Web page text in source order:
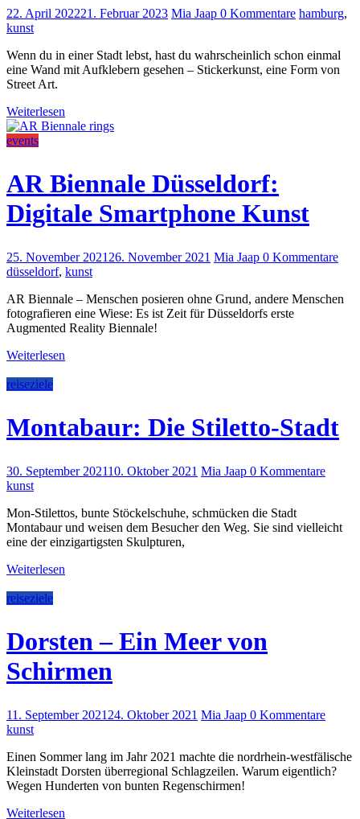
22. April 202221. Februar 2023 Mia Jaap 0 Kommentare hamburg,
kunst
Wenn du in einer Stadt lebst, hast du wahrscheinlich schon einmal
eine Wand mit Aufklebern gesehen – Stickerkunst, eine Form von
Street Art.
Weiterlesen
events
AR Biennale Düsseldorf:
Digitale Smartphone Kunst
25. November 2021 26. November 2021 Mia Jaap 0 Kommentare
düsseldorf, kunst
AR Biennale – Menschen posieren ohne Grund, andere Menschen
fotografieren eine Wiese: Es ist Zeit für Düsseldorfs erste
Augmented Reality Biennale!
Weiterlesen
reiseziele
Montabaur: Die Stiletto-Stadt
30. September 202110. Oktober 2021 Mia Jaap 0 Kommentare
kunst
Mon-Stilettos, bunte Stöckelschuhe, schmücken die Stadt
Montabaur und weisen dem Besucher den Weg. Sie sind vielleicht
eine der einzigartigsten Skulpturen,
Weiterlesen
reiseziele
Dorsten – Ein Meer von
Schirmen
11. September 2021 24. Oktober 2021 Mia Jaap 0 Kommentare
kunst
Einen Sommer lang im Jahr 2021 machte die nordrhein-westfälische
Kleinstadt Dorsten überregional Schlagzeilen. Warum eigentlich?
Wegen Hunderten von bunten Regenschirmen!
Weiterlesen